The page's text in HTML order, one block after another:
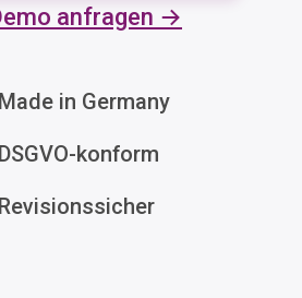
anfragen →
Made in Germany
DSGVO-konform
Revisionssicher